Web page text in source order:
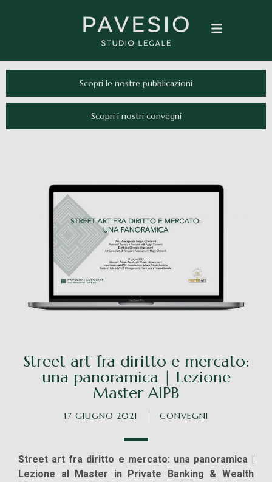
Scopri le nostre pubblicazioni
Scopri i nostri convegni
Street art fra diritto e mercato:
una panoramica | Lezione
Master AIPB
17 GIUGNO 2021 CONVEGNI
Street art fra diritto e mercato: una panoramica |
Lezione al Master in Private Banking & Wealth